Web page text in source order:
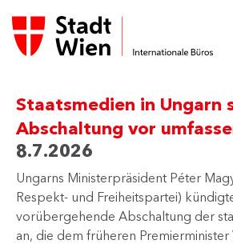
Staatsmedien in Ungarn
Abschaltung vor
8.7.2026
Ungarns Ministerpräsident Péter
Respekt- und Freiheitspartei)
vorübergehende Abschaltung der
an, die dem früheren